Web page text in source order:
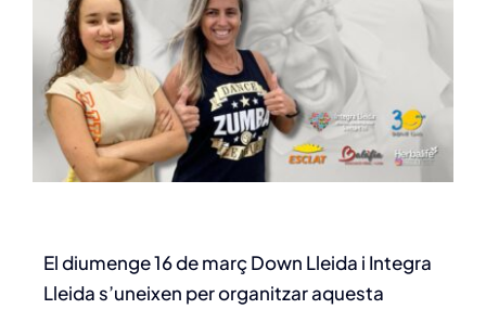
El diumenge 16 de març Down Lleida i Integra
Lleida s’uneixen per organitzar aquesta